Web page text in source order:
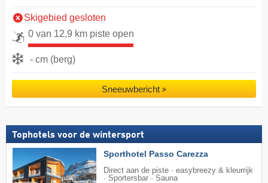
Skigebied gesloten
0 van 12,9 km piste open
- cm (berg)
Sneeuwbericht
Tophotels voor de wintersport
Sporthotel Passo Carezza
Direct aan de piste · easybreezy & kleurrijk
· Sportersbar · Sauna